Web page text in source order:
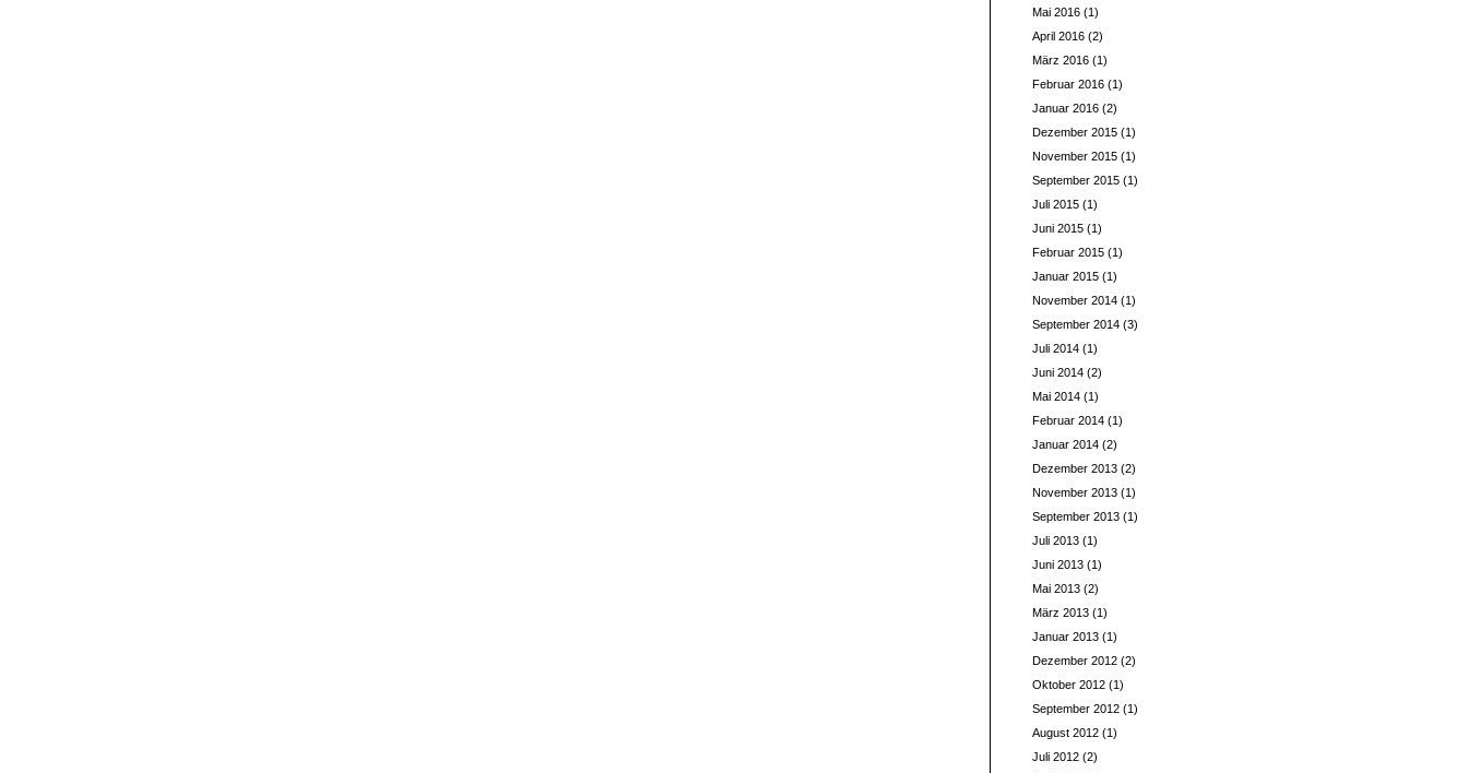
Mai 2016(1)
April 2016(2)
März 2016(1)
Februar 2016(1)
Januar 2016(2)
Dezember 2015(1)
November 2015(1)
September 2015(1)
Juli 2015(1)
Juni 2015(1)
Februar 2015(1)
Januar 2015(1)
November 2014(1)
September 2014(3)
Juli 2014(1)
Juni 2014(2)
Mai 2014(1)
Februar 2014(1)
Januar 2014(2)
Dezember 2013(2)
November 2013(1)
September 2013(1)
Juli 2013(1)
Juni 2013(1)
Mai 2013(2)
März 2013(1)
Januar 2013(1)
Dezember 2012(2)
Oktober 2012(1)
September 2012(1)
August 2012(1)
Juli 2012(2)